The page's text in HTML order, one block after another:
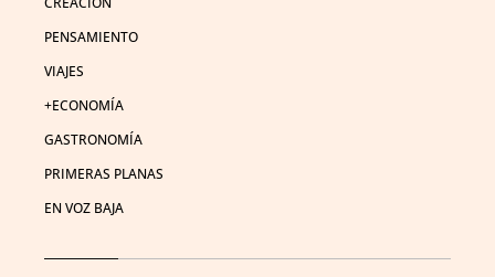
PENSAMIENTO
VIAJES
+ECONOMÍA
GASTRONOMÍA
PRIMERAS PLANAS
EN VOZ BAJA